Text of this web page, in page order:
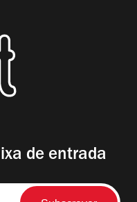
de entrada